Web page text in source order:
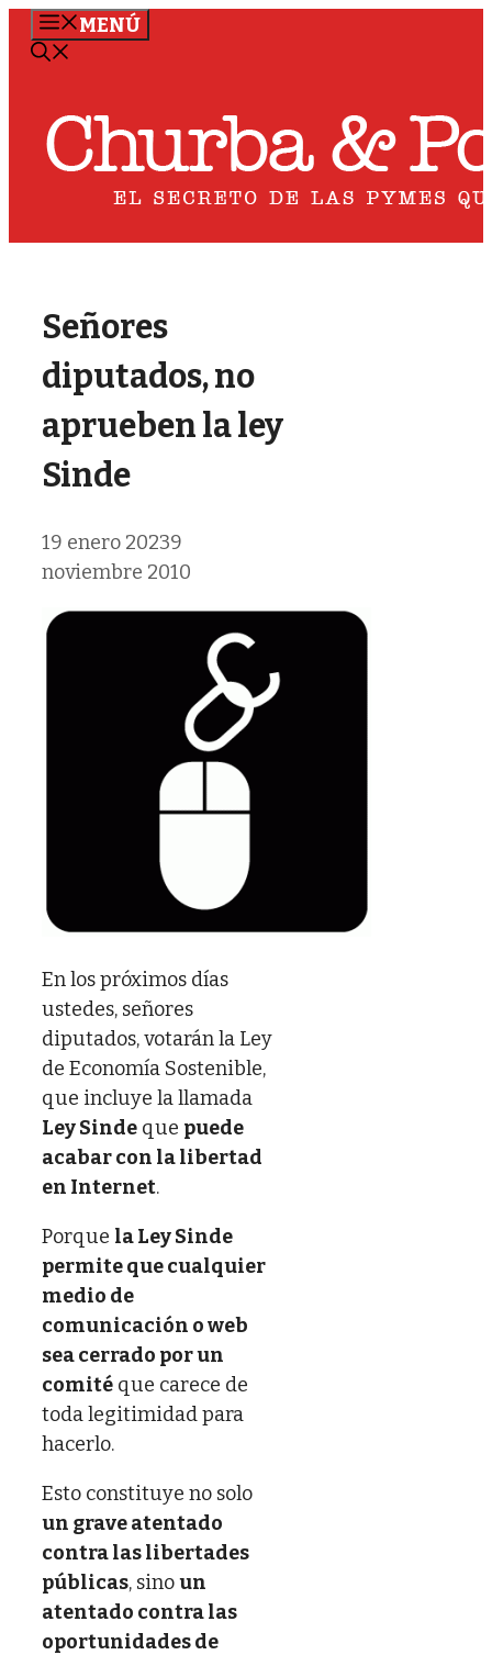
Saltar
MENÚ
Señores
diputados, no
aprueben la ley
Sinde
19 enero 20239
noviembre 2010
En los próximos días
ustedes, señores
diputados, votarán la Ley
de Economía Sostenible,
que incluye la llamada
Ley Sinde que puede
acabar con la libertad
en Internet.
Porque la Ley Sinde
permite que cualquier
medio de
comunicación o web
sea cerrado por un
comité que carece de
toda legitimidad para
hacerlo.
Esto constituye no solo
un grave atentado
contra las libertades
públicas, sinoun
atentado contra las
oportunidades de